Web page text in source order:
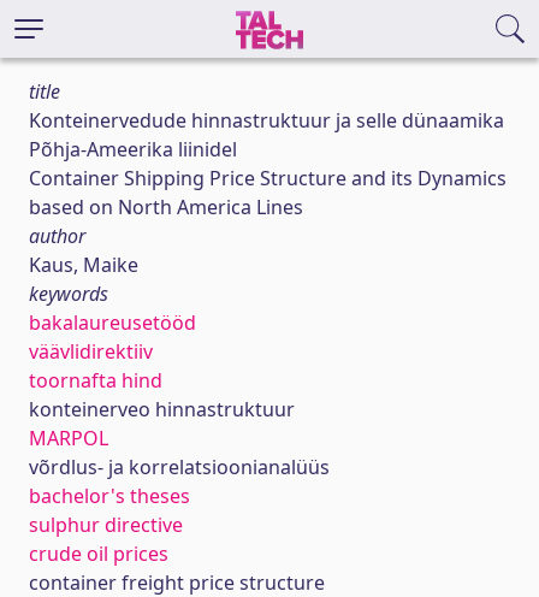
title
Konteinervedude hinnastruktuur ja selle dünaamika
Põhja-Ameerika liinidel
Container Shipping Price Structure and its Dynamics
based on North America Lines
author
Kaus, Maike
keywords
bakalaureusetööd
väävlidirektiiv
toornafta hind
konteinerveo hinnastruktuur
MARPOL
võrdlus- ja korrelatsioonianalüüs
bachelor's theses
sulphur directive
crude oil prices
container freight price structure